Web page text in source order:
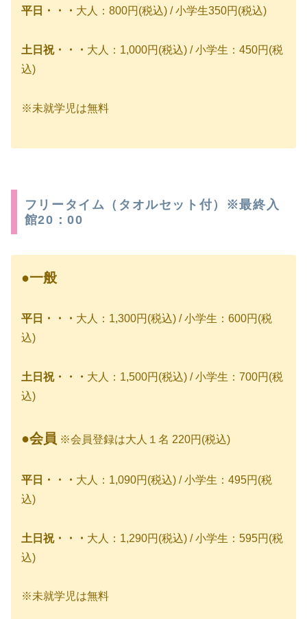
平日・・・ 大人：800円(税込) / 小学生350円(税込)
土日祝・・・ 大人：1,000円(税込) / 小学生：450円(税
込)
※未就学児は無料
フリータイム（タオルセット付）※最終入
館20：00
●一般
平日・・・ 大人：1,300円(税込) / 小学生：600円(税
込)
土日祝・・・ 大人：1,500円(税込) / 小学生：700円(税
込)
●会員 ※会員登録は大人１名 220円(税込)
平日・・・ 大人：1,090円(税込) / 小学生：495円(税
込)
土日祝・・・ 大人：1,290円(税込) / 小学生：595円(税
込)
※未就学児は無料